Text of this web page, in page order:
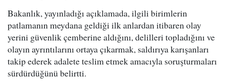
Bakanlık, yayınladığı açıklamada, ilgili birimlerin
patlamanın meydana geldiği ilk anlardan itibaren olay
yerini güvenlik çemberine aldığını, delilleri topladığını ve
olayın ayrıntılarını ortaya çıkarmak, saldırıya karışanları
takip ederek adalete teslim etmek amacıyla soruşturmaları
sürdürdüğünü belirtti.